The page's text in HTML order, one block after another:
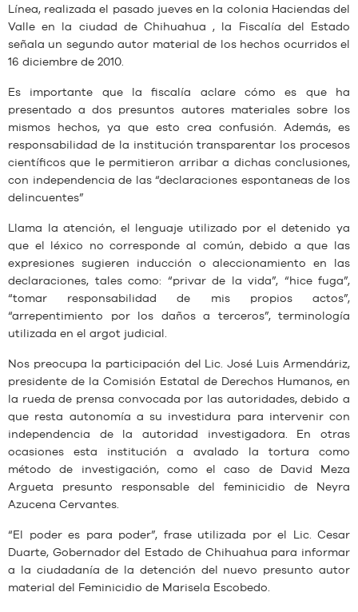
Línea, realizada el pasado jueves en la colonia Haciendas del
Valle en la ciudad de Chihuahua , la Fiscalía del Estado
señala un segundo autor material de los hechos ocurridos el
16 diciembre de 2010.
Es importante que la fiscalía aclare cómo es que ha
presentado a dos presuntos autores materiales sobre los
mismos hechos, ya que esto crea confusión. Además, es
responsabilidad de la institución transparentar los procesos
científicos que le permitieron arribar a dichas conclusiones,
con independencia de las “declaraciones espontaneas de los
delincuentes”
Llama la atención, el lenguaje utilizado por el detenido ya
que el léxico no corresponde al común, debido a que las
expresiones sugieren inducción o aleccionamiento en las
declaraciones, tales como: “privar de la vida”, “hice fuga”,
“tomar responsabilidad de mis propios actos”,
“arrepentimiento por los daños a terceros”, terminología
utilizada en el argot judicial.
Nos preocupa la participación del Lic. José Luis Armendáriz,
presidente de la Comisión Estatal de Derechos Humanos, en
la rueda de prensa convocada por las autoridades, debido a
que resta autonomía a su investidura para intervenir con
independencia de la autoridad investigadora. En otras
ocasiones esta institución a avalado la tortura como
método de investigación, como el caso de David Meza
Argueta presunto responsable del feminicidio de Neyra
Azucena Cervantes.
“El poder es para poder”, frase utilizada por el Lic. Cesar
Duarte, Gobernador del Estado de Chihuahua para informar
a la ciudadanía de la detención del nuevo presunto autor
material del Feminicidio de Marisela Escobedo.